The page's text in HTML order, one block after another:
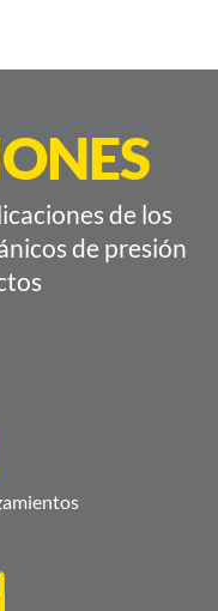
de los
de presión